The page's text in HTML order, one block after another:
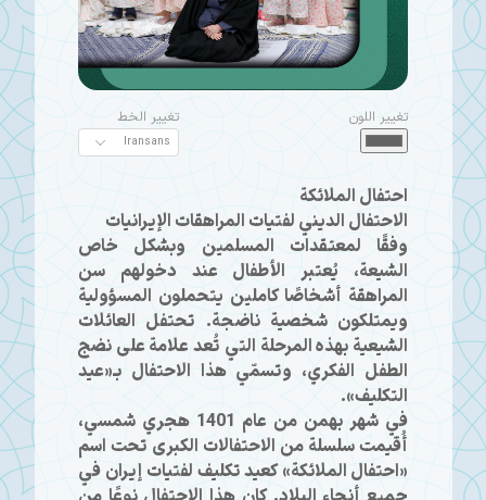
تغيير اللون تغيير الخط
احتفال الملائكة
الاحتفال الديني لفتيات المراهقات الإيرانيات
وفقًا لمعتقدات المسلمين وبشكل خاص
الشيعة، يُعتبر الأطفال عند دخولهم سن
المراهقة أشخاصًا كاملين يتحملون المسؤولية
ويمتلكون شخصية ناضجة. تحتفل العائلات
الشيعية بهذه المرحلة التي تُعد علامة على نضج
الطفل الفكري، وتسمّي هذا الاحتفال بـ«عيد
التكليف».
في شهر بهمن من عام 1401 هجري شمسي،
أُقيمت سلسلة من الاحتفالات الكبرى تحت اسم
«احتفال الملائكة» كعيد تكليف لفتيات إيران في